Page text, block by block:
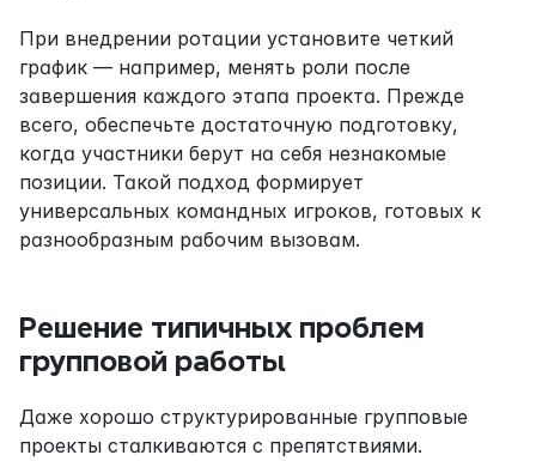
При внедрении ротации установите четкий
график — например, менять роли после
завершения каждого этапа проекта. Прежде
всего, обеспечьте достаточную подготовку,
когда участники берут на себя незнакомые
позиции. Такой подход формирует
универсальных командных игроков, готовых к
разнообразным рабочим вызовам.
Решение типичных проблем
групповой работы
Даже хорошо структурированные групповые
проекты сталкиваются с препятствиями.